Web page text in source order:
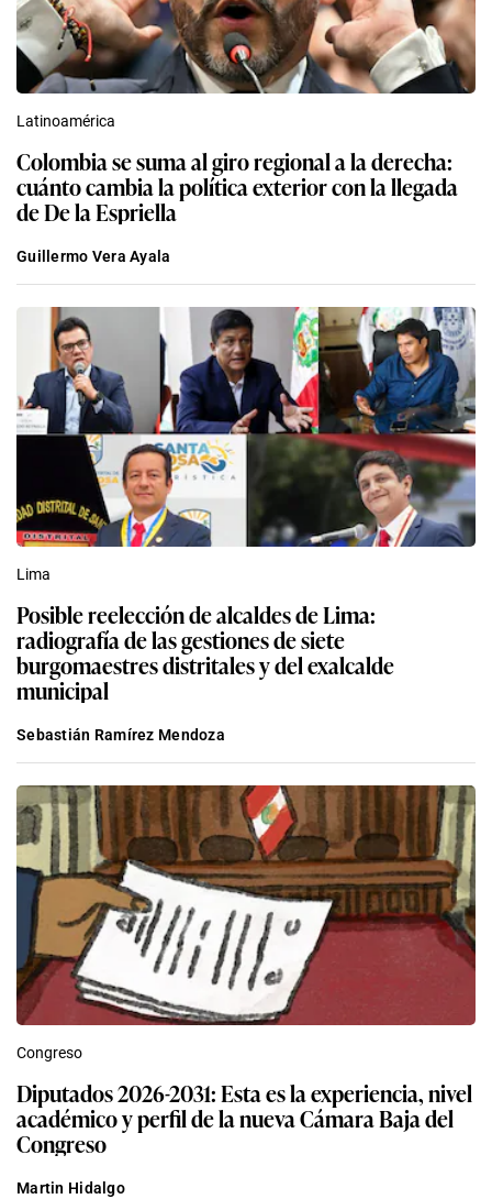
Latinoamérica
Colombia se suma al giro regional a la derecha:
cuánto cambia la política exterior con la llegada
de De la Espriella
Guillermo Vera Ayala
Lima
Posible reelección de alcaldes de Lima:
radiografía de las gestiones de siete
burgomaestres distritales y del exalcalde
municipal
Sebastián Ramírez Mendoza
Congreso
Diputados 2026-2031: Esta es la experiencia, nivel
académico y perfil de la nueva Cámara Baja del
Congreso
Martin Hidalgo